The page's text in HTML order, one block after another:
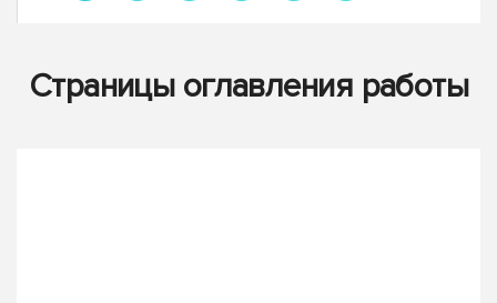
Страницы оглавления работы